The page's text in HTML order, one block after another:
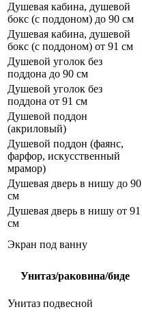
Душевая кабина, душевой
бокс (с поддоном) до 90 см
Душевая кабина, душевой
бокс (с поддоном) от 91 см
Душевой уголок без
поддона до 90 см
Душевой уголок без
поддона от 91 см
Душевой поддон
(акриловый)
Душевой поддон (фаянс,
фарфор, искусственный
мрамор)
Душевая дверь в нишу до 90
см
Душевая дверь в нишу от 91
см
Экран под ванну
Унитаз/раковина/биде
Унитаз подвесной